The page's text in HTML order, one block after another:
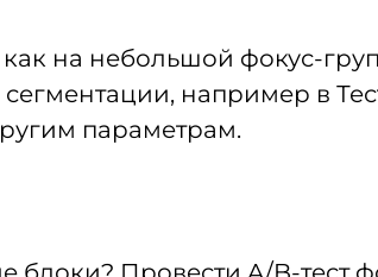
на небольшой фокус-
например в
параметрам.